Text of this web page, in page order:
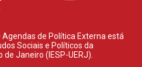
de Política Externa está
Sociais e Políticos da
Janeiro (IESP-UERJ).